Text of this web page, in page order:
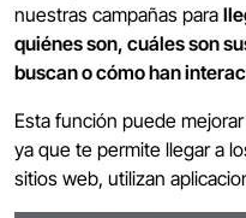
nuestras campañas para
quiénes son, cuáles son
buscan o cómo han
Esta función puede
ya que te permite llegar a
sitios web, utilizan